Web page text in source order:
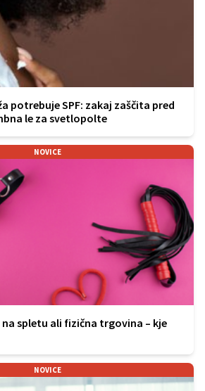
potrebuje SPF: zakaj zaščita pred
le za svetlopolte
NOVICE
spletu ali fizična trgovina – kje
NOVICE